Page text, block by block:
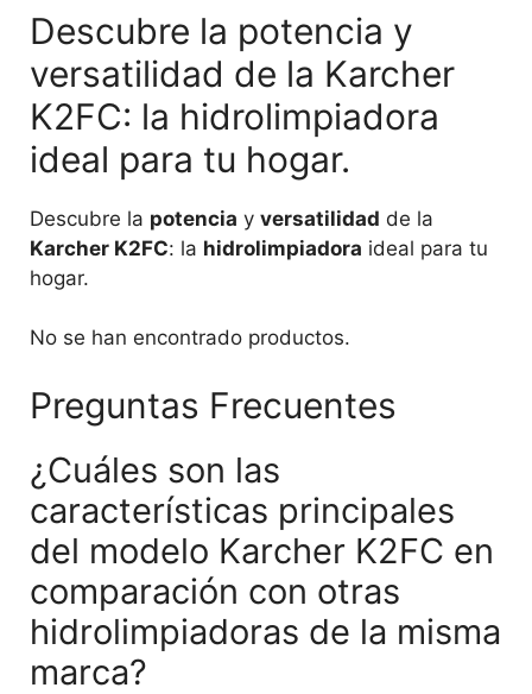
Descubre la potencia y
versatilidad de la Karcher
K2FC: la hidrolimpiadora
ideal para tu hogar.
Descubre la potencia y versatilidad de la
Karcher K2FC: la hidrolimpiadora ideal para tu
hogar.
No se han encontrado productos.
Preguntas Frecuentes
¿Cuáles son las
características principales
del modelo Karcher K2FC en
comparación con otras
hidrolimpiadoras de la misma
marca?